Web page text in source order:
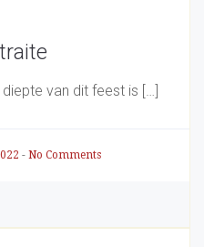
van dit feest is […]
- No Comments